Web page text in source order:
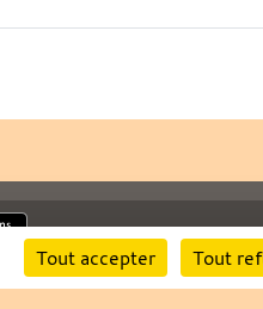
Tout accepter Tout